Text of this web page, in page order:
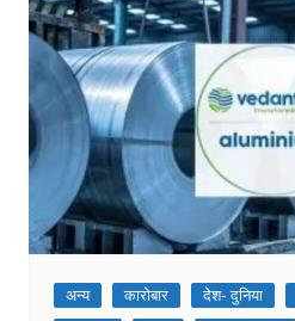
अन्य कारोबार देश- दुनिया